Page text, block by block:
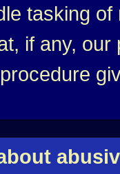
tasking
if any,